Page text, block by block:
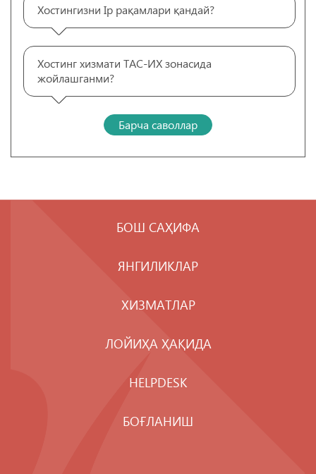
Хостингизни Ip рақамлари қандай?
Хостинг хизмати ТАС-ИХ зонасида
жойлашганми?
Барча саволлар
БОШ САҲИФА
ЯНГИЛИКЛАР
ХИЗМАТЛАР
ЛОЙИҲА ҲАҚИДА
HELPDESK
БОҒЛАНИШ